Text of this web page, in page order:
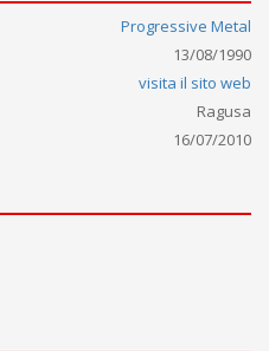
Progressive Metal
13/08/1990
visita il sito web
Ragusa
16/07/2010